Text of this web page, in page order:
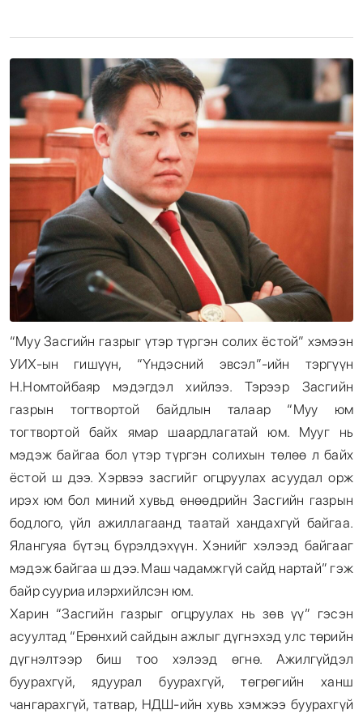
Энтертайнмент
Эрэн Сурвалжилга
“Муу Засгийн газрыг үтэр түргэн солих ёстой” хэмээн
УИХ-ын гишүүн, “Үндэсний эвсэл”-ийн тэргүүн
Н.Номтойбаяр мэдэгдэл хийлээ. Тэрээр Засгийн
газрын тогтвортой байдлын талаар “Муу юм
тогтвортой байх ямар шаардлагатай юм. Мууг нь
мэдэж байгаа бол үтэр түргэн солихын төлөө л байх
ёстой ш дээ. Хэрвээ засгийг огцруулах асуудал орж
ирэх юм бол миний хувьд өнөөдрийн Засгийн газрын
бодлого, үйл ажиллагаанд таатай хандахгүй байгаа.
Ялангуяа бүтэц бүрэлдэхүүн. Хэнийг хэлээд байгааг
мэдэж байгаа ш дээ. Маш чадамжгүй сайд нартай” гэж
байр сууриа илэрхийлсэн юм.
Харин “Засгийн газрыг огцруулах нь зөв үү” гэсэн
асуултад “Ерөнхий сайдын ажлыг дүгнэхэд улс төрийн
дүгнэлтээр биш тоо хэлээд өгнө. Ажилгүйдэл
буурахгүй, ядуурал буурахгүй, төгрөгийн ханш
чангарахгүй, татвар, НДШ-ийн хувь хэмжээ буурахгүй